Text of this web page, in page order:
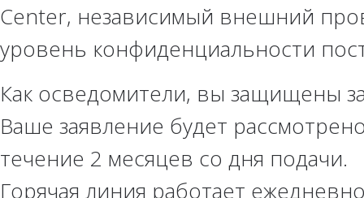
Center, независимый внешний
уровень конфиденциальности
Как осведомители, вы защищены
Ваше заявление будет
течение 2 месяцев со дня подачи.
Горячая линия работает